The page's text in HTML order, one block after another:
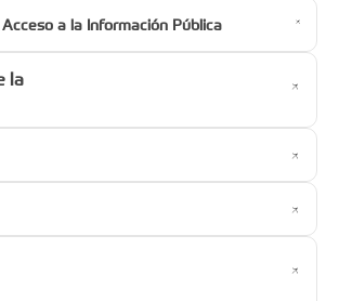
a la Información Pública
la